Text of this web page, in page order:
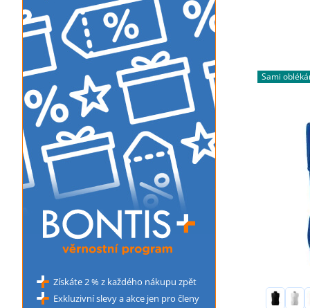
Získáte 2 % z každého nákupu zpět
Exkluzivní slevy a akce jen pro členy
Sami